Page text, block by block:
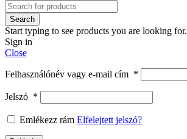
Search
Start typing to see products you are looking for.
Sign in
Close
Felhasználónév vagy e-mail cím *
Jelszó *
Emlékezz rám Elfelejtett jelszó?